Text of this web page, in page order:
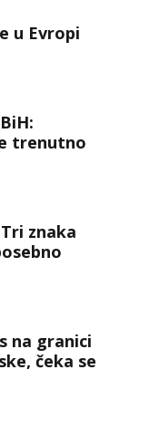
u Evropi
trenutno
znaka
na granici
čeka se